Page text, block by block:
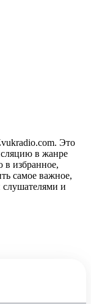
Это
в жанре
в избранное,
самое важное,
слушателями и